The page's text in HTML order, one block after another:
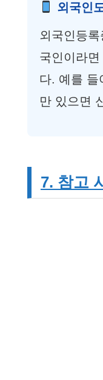
외국인
외국인등
국인이라면
다. 예를 들
만 있으면
7. 참고